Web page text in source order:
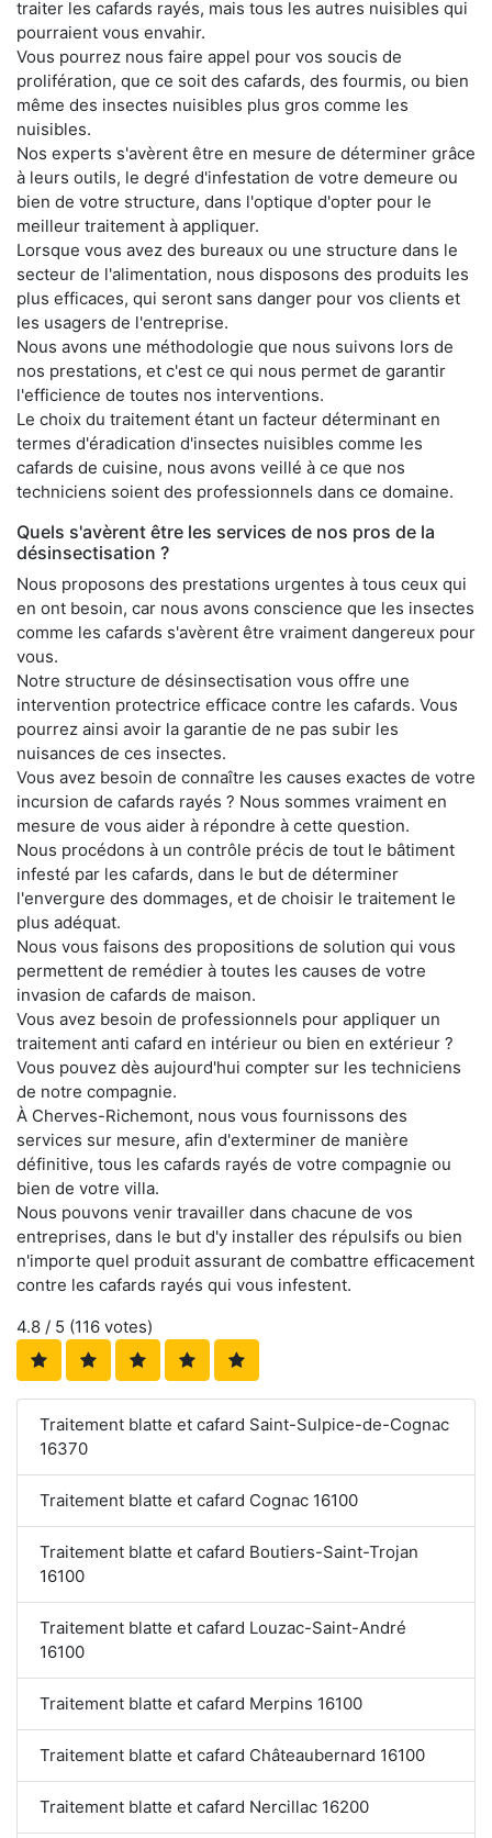
traiter les cafards rayés, mais tous les autres nuisibles qui
pourraient vous envahir.
Vous pourrez nous faire appel pour vos soucis de
prolifération, que ce soit des cafards, des fourmis, ou bien
même des insectes nuisibles plus gros comme les
nuisibles.
Nos experts s'avèrent être en mesure de déterminer grâce
à leurs outils, le degré d'infestation de votre demeure ou
bien de votre structure, dans l'optique d'opter pour le
meilleur traitement à appliquer.
Lorsque vous avez des bureaux ou une structure dans le
secteur de l'alimentation, nous disposons des produits les
plus efficaces, qui seront sans danger pour vos clients et
les usagers de l'entreprise.
Nous avons une méthodologie que nous suivons lors de
nos prestations, et c'est ce qui nous permet de garantir
l'efficience de toutes nos interventions.
Le choix du traitement étant un facteur déterminant en
termes d'éradication d'insectes nuisibles comme les
cafards de cuisine, nous avons veillé à ce que nos
techniciens soient des professionnels dans ce domaine.
Quels s'avèrent être les services de nos pros de la
désinsectisation ?
Nous proposons des prestations urgentes à tous ceux qui
en ont besoin, car nous avons conscience que les insectes
comme les cafards s'avèrent être vraiment dangereux pour
vous.
Notre structure de désinsectisation vous offre une
intervention protectrice efficace contre les cafards. Vous
pourrez ainsi avoir la garantie de ne pas subir les
nuisances de ces insectes.
Vous avez besoin de connaître les causes exactes de votre
incursion de cafards rayés ? Nous sommes vraiment en
mesure de vous aider à répondre à cette question.
Nous procédons à un contrôle précis de tout le bâtiment
infesté par les cafards, dans le but de déterminer
l'envergure des dommages, et de choisir le traitement le
plus adéquat.
Nous vous faisons des propositions de solution qui vous
permettent de remédier à toutes les causes de votre
invasion de cafards de maison.
Vous avez besoin de professionnels pour appliquer un
traitement anti cafard en intérieur ou bien en extérieur ?
Vous pouvez dès aujourd'hui compter sur les techniciens
de notre compagnie.
À Cherves-Richemont, nous vous fournissons des
services sur mesure, afin d'exterminer de manière
définitive, tous les cafards rayés de votre compagnie ou
bien de votre villa.
Nous pouvons venir travailler dans chacune de vos
entreprises, dans le but d'y installer des répulsifs ou bien
n'importe quel produit assurant de combattre efficacement
contre les cafards rayés qui vous infestent.
4.8 / 5 (116 votes)
Traitement blatte et cafard Saint-Sulpice-de-Cognac
16370
Traitement blatte et cafard Cognac 16100
Traitement blatte et cafard Boutiers-Saint-Trojan
16100
Traitement blatte et cafard Louzac-Saint-André
16100
Traitement blatte et cafard Merpins 16100
Traitement blatte et cafard Châteaubernard 16100
Traitement blatte et cafard Nercillac 16200